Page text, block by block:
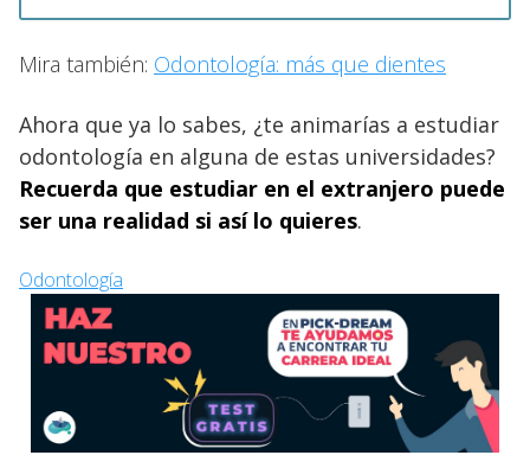
Mira también: Odontología: más que dientes
Ahora que ya lo sabes, ¿te animarías a estudiar
odontología en alguna de estas universidades?
Recuerda que estudiar en el extranjero puede
ser una realidad si así lo quieres.
Odontología